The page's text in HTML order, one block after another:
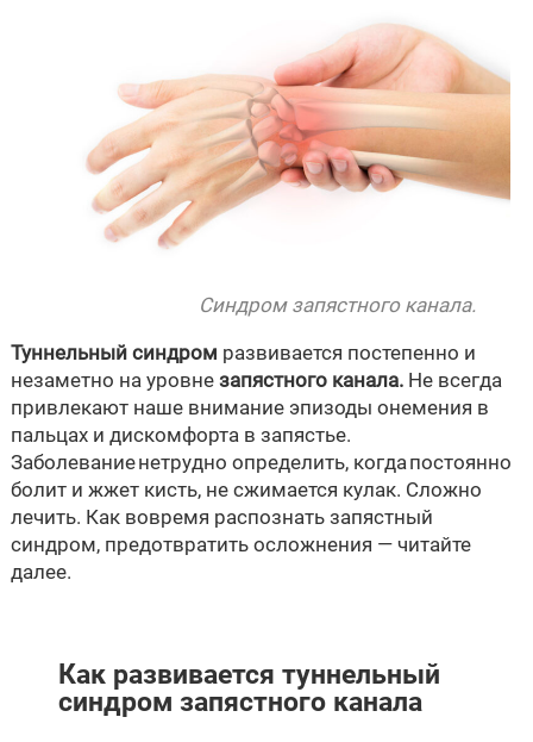
Синдром запястного канала.
Туннельный синдром развивается постепенно и
незаметно на уровне запястного канала.Не всегда
привлекают наше внимание эпизоды онемения в
пальцах и дискомфорта в запястье.
Заболевание нетрудно определить, когда постоянно
болит и жжет кисть, не сжимается кулак. Сложно
лечить. Как вовремя распознать запястный
синдром, предотвратить осложнения — читайте
далее.
Как развивается туннельный
синдром запястного канала